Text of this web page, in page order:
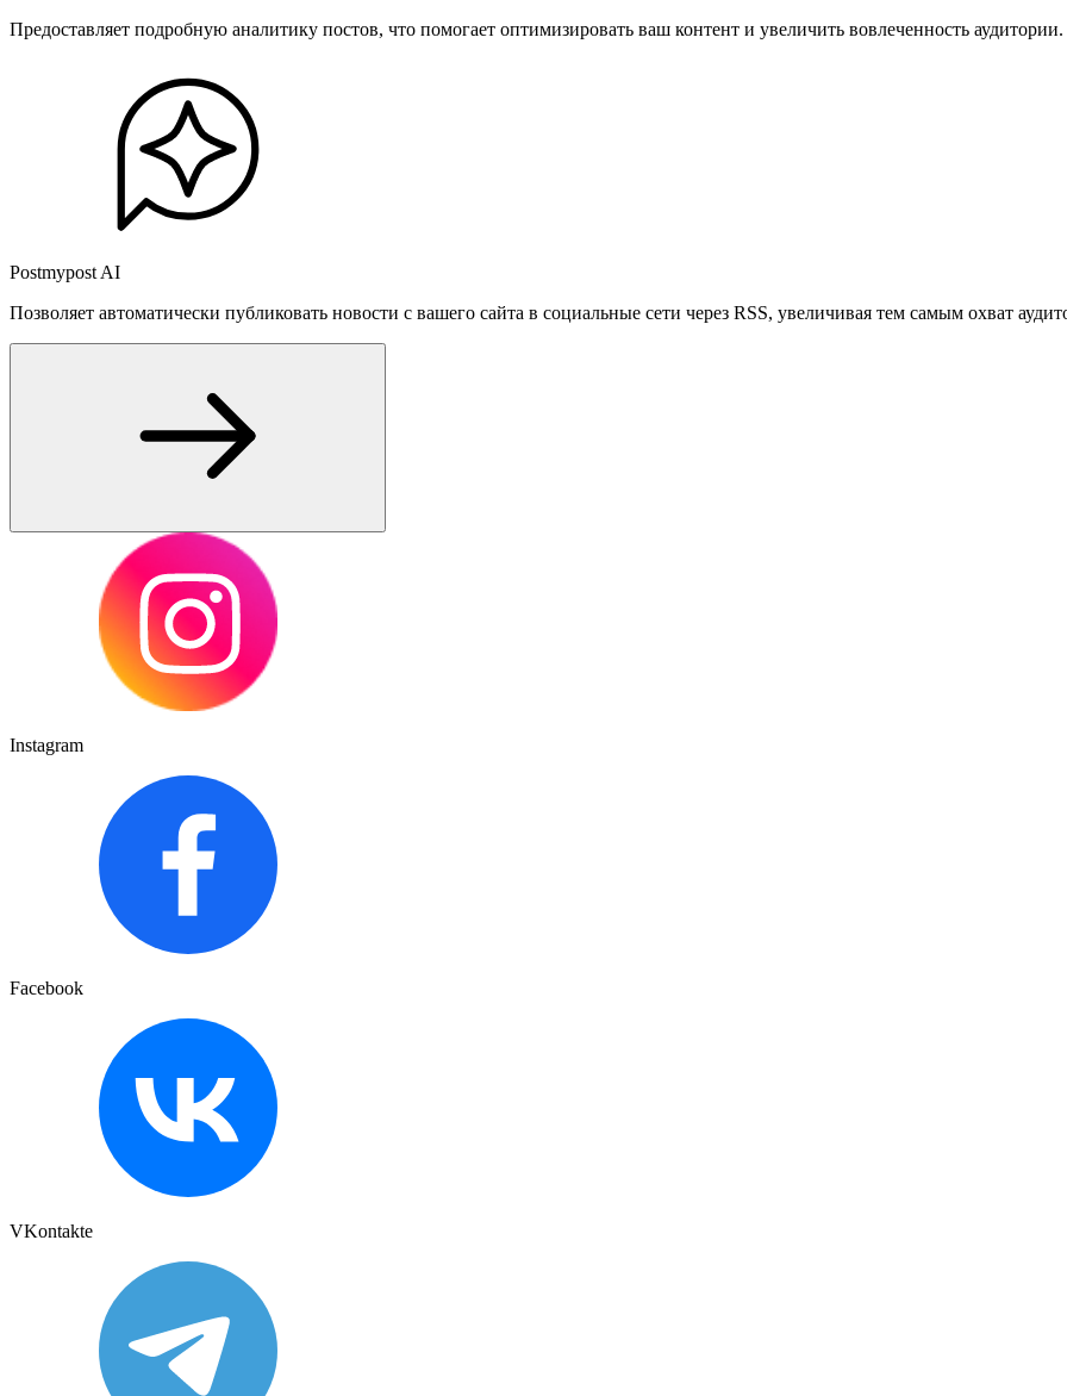
Предоставляет подробную аналитику постов, что помогает оптимизировать ваш контент и увеличить вовлеченность аудитории.
Postmypost AI
Позволяет автоматически публиковать новости с вашего сайта в социальные сети через RSS, увеличивая тем самым охват
Instagram
Facebook
VKontakte